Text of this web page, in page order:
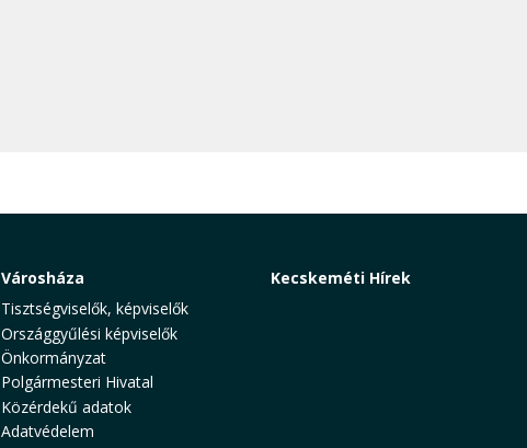
Városháza
Tisztségviselők, képviselők
Országgyűlési képviselők
Önkormányzat
Polgármesteri Hivatal
Közérdekű adatok
Adatvédelem
Kecskeméti Hírek